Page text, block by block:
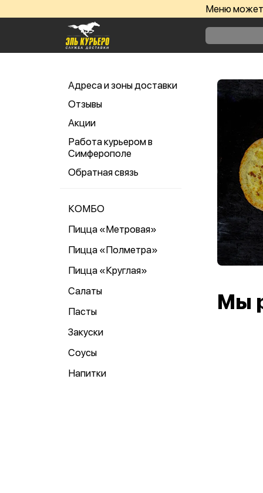
Меню может
Адреса и зоны доставки
Отзывы
Акции
Работа курьером в
Симферополе
Обратная связь
КОМБО
Пицца «Метровая»
Пицца «Полметра»
Пицца «Круглая»
Салаты
Пасты
Закуски
Соусы
Напитки
Мы